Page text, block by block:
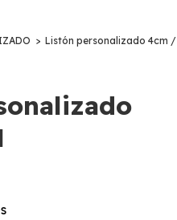
> Listón personalizado 4cm /